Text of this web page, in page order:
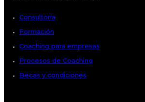
Consultoría
Formación
Coaching para empresas
Procesos de Coaching
Becas y condiciones